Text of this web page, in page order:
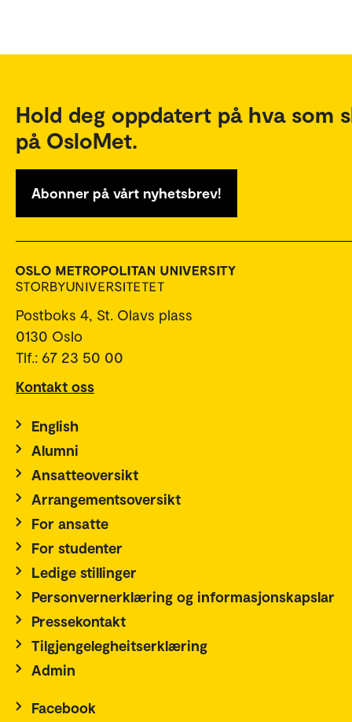
Hold deg oppdatert på hva som
på OsloMet.
Abonner på vårt nyhetsbrev!
Postboks 4, St. Olavs plass
0130 Oslo
Tlf.: 67 23 50 00
Kontakt oss
English
Alumni
Ansatteoversikt
Arrangementsoversikt
For ansatte
For studenter
Ledige stillinger
Personvernerklæring og informasjonskapslar
Pressekontakt
Tilgjengelegheitserklæring
Admin
Facebook